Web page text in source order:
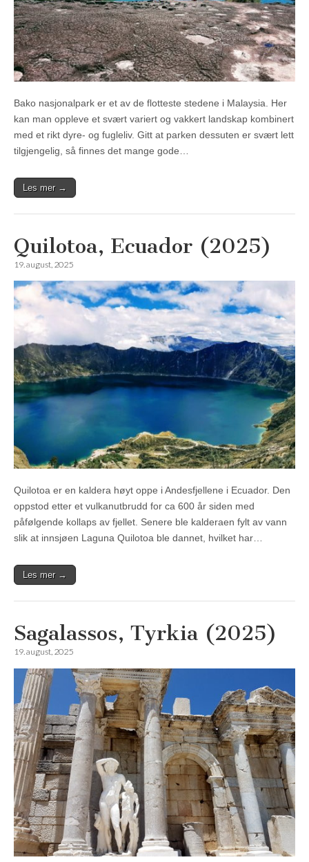
Bako nasjonalpark er et av de flotteste stedene i Malaysia. Her
kan man oppleve et svært variert og vakkert landskap kombinert
med et rikt dyre- og fugleliv. Gitt at parken dessuten er svært lett
tilgjengelig, så finnes det mange gode…
Les mer →
Quilotoa, Ecuador (2025)
19. august, 2025
Quilotoa er en kaldera høyt oppe i Andesfjellene i Ecuador. Den
oppstod etter et vulkanutbrudd for ca 600 år siden med
påfølgende kollaps av fjellet. Senere ble kalderaen fylt av vann
slik at innsjøen Laguna Quilotoa ble dannet, hvilket har…
Les mer →
Sagalassos, Tyrkia (2025)
19. august, 2025